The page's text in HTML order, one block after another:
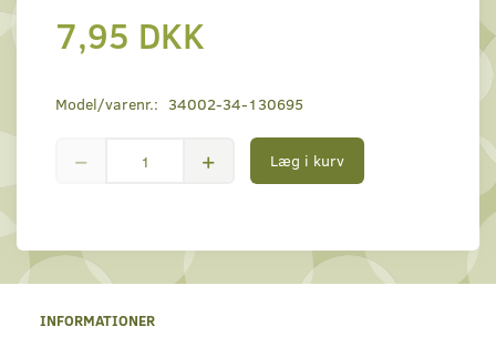
7,95 DKK
Model/varenr.: 34002-34-130695
Læg i kurv
INFORMATIONER